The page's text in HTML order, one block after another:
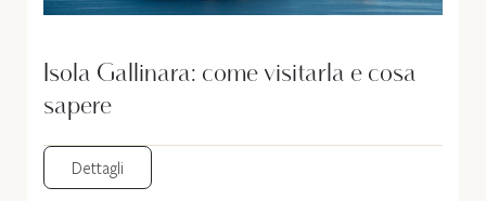
Isola Gallinara: come visitarla e cosa
sapere
Dettagli